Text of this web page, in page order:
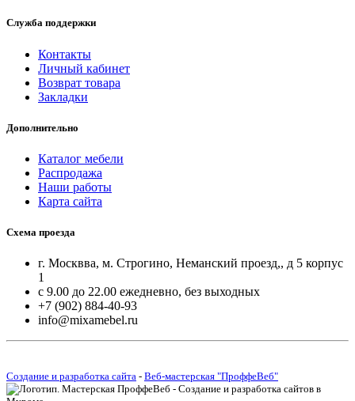
Служба поддержки
Контакты
Личный кабинет
Возврат товара
Закладки
Дополнительно
Каталог мебели
Распродажа
Наши работы
Карта сайта
Схема проезда
г. Москвва, м. Строгино, Неманский проезд,, д 5 корпус
1
с 9.00 до 22.00 ежедневно, без выходных
+7 (902) 884-40-93
info@mixamebel.ru
Создание и разработка сайта - Веб-мастерская "ПроффеВеб"